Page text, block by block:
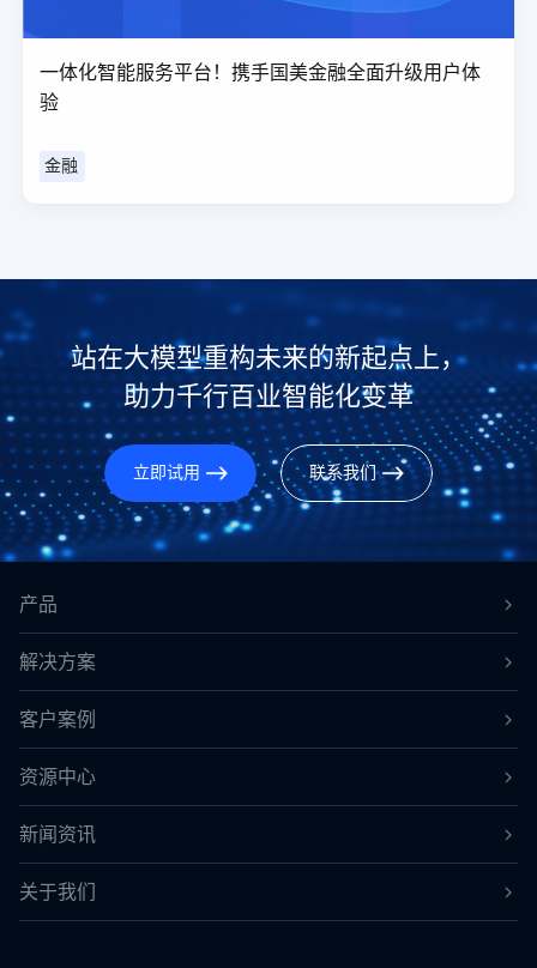
一体化智能服务平台！携手国美金融全面升级用户体
验
金融
站在大模型重构未来的新起点上，
助力千行百业智能化变革
立即试用 联系我们
产品
解决方案
客户案例
资源中心
新闻资讯
关于我们